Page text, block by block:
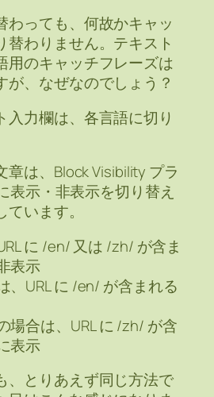
わっても、何故かキャッ
替わりません。テキスト
用のキャッチフレーズは
が、なぜなのでしょう？
入力欄は、各言語に切り
章は、Block Visibility プラ
表示・非表示を切り替え
います。
に /en/ 又は /zh/ が含ま
表示
、URL に /en/ が含まれる
場合は、URL に /zh/ が含
表示
、とりあえず同じ方法で